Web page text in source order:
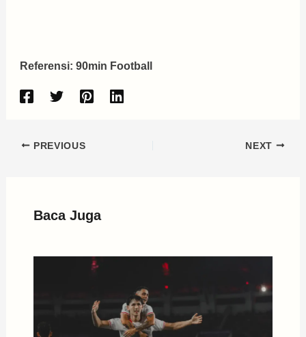
Referensi: 90min Football
PREVIOUS NEXT
Baca Juga